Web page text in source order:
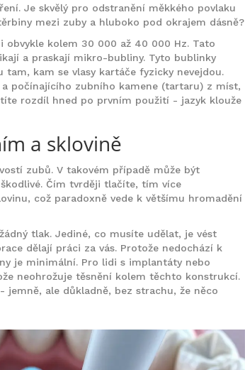
Je skvělý pro odstranění měkkého povlaku
mezi zuby a hluboko pod okrajem dásně?
obvykle kolem 30 000 až 40 000 Hz. Tato
a praskají mikro-bubliny. Tyto bublinky
kam se vlasy kartáče fyzicky nevejdou.
počínajícího zubního kamene (tartaru) z míst,
rozdíl hned po prvním použití - jazyk klouže
a sklovině
zubů. V takovém případě může být
Čím tvrději tlačíte, tím více
což paradoxně vede k většímu hromadění
tlak. Jediné, co musíte udělat, je vést
dělají práci za vás. Protože nedochází k
je minimální. Pro lidi s implantáty nebo
neohrožuje těsnění kolem těchto konstrukcí.
ale důkladně, bez strachu, že něco